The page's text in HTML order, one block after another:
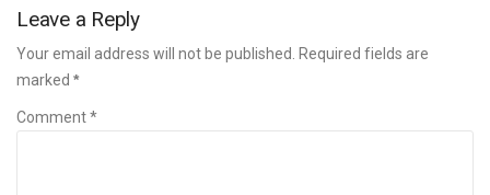
Leave a Reply
Your email address will not be published. Required fields are
marked *
Comment *